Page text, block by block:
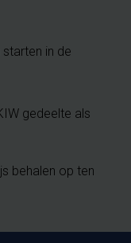
in de
gedeelte als
behalen op ten